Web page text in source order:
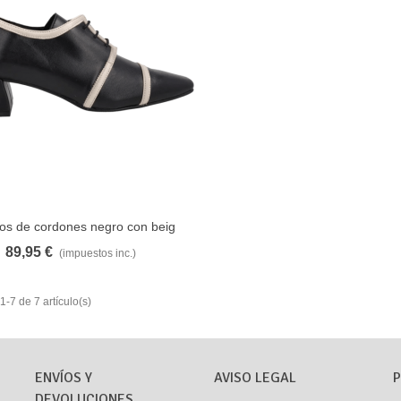
COMPARAR
de cordones negro con beig
Barminton
89,95 € (impuestos inc.)
7 de 7 artículo(s)
ENVÍOS Y
AVISO LEGAL